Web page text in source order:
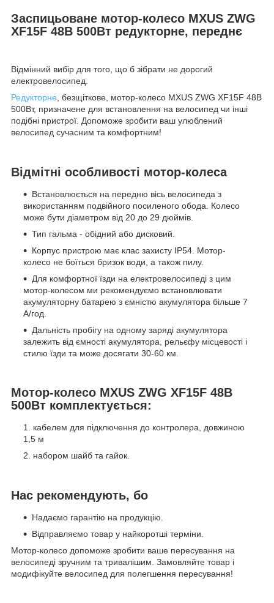
Заспицьоване мотор-колесо MXUS ZWG
XF15F 48В 500Вт редукторне, переднє
Відмінний вибір для того, що б зібрати не дорогий
електровелосипед.
Редукторне, безщіткове, мотор-колесо MXUS ZWG XF15F 48В
500Вт, призначене для встановлення на велосипед чи інші
подібні пристрої. Допоможе зробити ваш улюблений
велосипед сучасним та комфортним!
Відмітні особливості мотор-колеса
Встановлюється на передню вісь велосипеда з
використанням подвійного посиленого обода. Колесо
може бути діаметром від 20 до 29 дюймів.
Тип гальма - обідний або дисковий.
Корпус пристрою має клас захисту IP54. Мотор-
колесо не боїться бризок води, а також пилу.
Для комфортної їзди на електровелосипеді з цим
мотор-колесом ми рекомендуємо встановлювати
акумуляторну батарею з ємністю акумулятора більше 7
А/год.
Дальність пробігу на одному заряді акумулятора
залежить від ємності акумулятора, рельєфу місцевості і
стилю їзди та може досягати 30-60 км.
Мотор-колесо MXUS ZWG XF15F 48В
500Вт комплектується:
кабелем для підключення до контролера, довжиною
1,5 м
набором шайб та гайок.
Нас рекомендують, бо
Надаємо гарантію на продукцію.
Відправляємо товар у найкоротші терміни.
Мотор-колесо допоможе зробити ваше пересування на
велосипеді зручним та тривалішим. Замовляйте товар і
модифікуйте велосипед для полегшення пересування!